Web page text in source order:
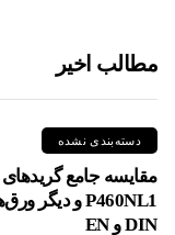
مطالب اخیر
دسته‌بندی نشده
DIN و EN